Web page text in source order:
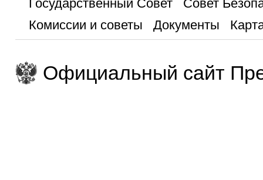
Государственный Совет
Совет
Комиссии и советы
Документы
Официальный сайт